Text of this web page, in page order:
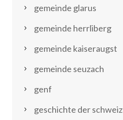
gemeinde glarus
gemeinde herrliberg
gemeinde kaiseraugst
gemeinde seuzach
genf
geschichte der schweiz